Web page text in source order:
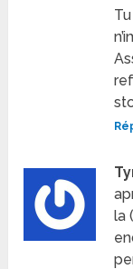
la